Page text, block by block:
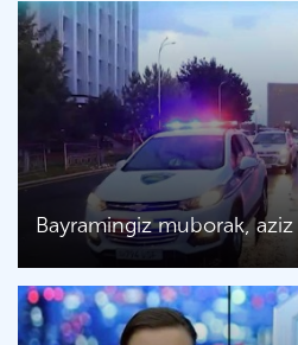
Bayramingiz muborak, aziz